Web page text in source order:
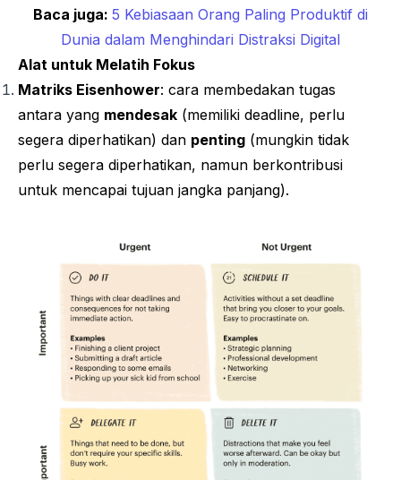
Baca juga: 5 Kebiasaan Orang Paling Produktif di
Dunia dalam Menghindari Distraksi Digital
Alat untuk Melatih Fokus
Matriks Eisenhower: cara membedakan tugas
antara yang mendesak (memiliki deadline, perlu
segera diperhatikan) dan penting (mungkin tidak
perlu segera diperhatikan, namun berkontribusi
untuk mencapai tujuan jangka panjang).